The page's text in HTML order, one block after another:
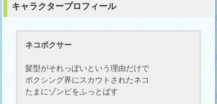
キャラクタープロフィール
ネコボクサー
髪型がそれっぽいという理由だけで
ボクシング界にスカウトされたネコ
たまにゾンビをふっとばす